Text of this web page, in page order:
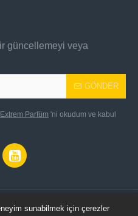
güncellemeyi veya
GÖNDER
Parfüm 'ni okudum ve kabul
Pure Extrem
sunabilmek için çerezler